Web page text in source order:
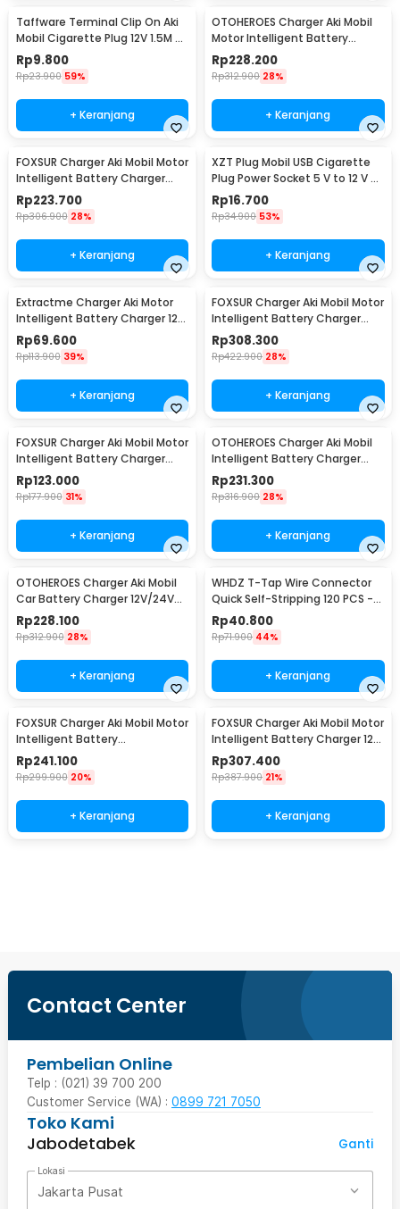
Taffware Terminal Clip On Aki
Mobil Cigarette Plug 12V 1.5M -
A3381
Rp9.800
Rp23.900 59%
+ Keranjang
OTOHEROES Charger Aki Mobil
Motor Intelligent Battery
Charger 12V/24V - CDQ-628
Rp228.200
Rp312.900 28%
+ Keranjang
FOXSUR Charger Aki Mobil Motor
Intelligent Battery Charger
12/24V 8A - FBC122408D
Rp223.700
Rp306.900 28%
+ Keranjang
XZT Plug Mobil USB Cigarette
Plug Power Socket 5 V to 12 V -
XZT0017
Rp16.700
Rp34.900 53%
+ Keranjang
Extractme Charger Aki Motor
Intelligent Battery Charger 12V
2A - H-2
Rp69.600
Rp113.900 39%
+ Keranjang
FOXSUR Charger Aki Mobil Motor
Intelligent Battery Charger
12V/24V 12A - FBC122412D
Rp308.300
Rp422.900 28%
+ Keranjang
FOXSUR Charger Aki Mobil Motor
Intelligent Battery Charger
6V/12V 2A - FBC061202D
Rp123.000
Rp177.900 31%
+ Keranjang
OTOHEROES Charger Aki Mobil
Intelligent Battery Charger
12V/24V 15A - BT-168
Rp231.300
Rp316.900 28%
+ Keranjang
OTOHEROES Charger Aki Mobil
Car Battery Charger 12V/24V
15A - BLM-CDQ-168
Rp228.100
Rp312.900 28%
+ Keranjang
WHDZ T-Tap Wire Connector
Quick Self-Stripping 120 PCS -
SC7
Rp40.800
Rp71.900 44%
+ Keranjang
FOXSUR Charger Aki Mobil Motor
Intelligent Battery
Charger12/24V 10A -
FBC122410D
Rp241.100
Rp299.900 20%
+ Keranjang
FOXSUR Charger Aki Mobil Motor
Intelligent Battery Charger 12-
24V 12A - FBC122412D
Rp307.400
Rp387.900 21%
+ Keranjang
Contact Center
Pembelian Online
Telp : (021) 39 700 200
Customer Service (WA) : 0899 721 7050
Toko Kami
Jabodetabek
Ganti
Lokasi
Jakarta Pusat